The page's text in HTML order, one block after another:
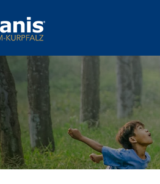
Mannheim-
OF THE WORLD.